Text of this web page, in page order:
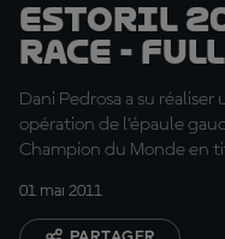
Estoril
Race -
Dani Pedrosa a su
opération de l’épaule
Champion du Monde en
troisième place.
01 mai 2011